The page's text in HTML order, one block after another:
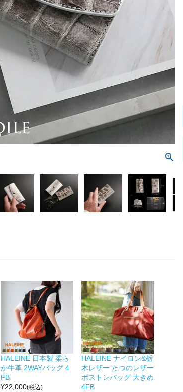
HALEINE 日本製 柔ら
か牛革 2WAYバッグ 4
FB
¥22,000(税込)
HALEINE ナイロン&栃
木レザー たつのレザー
ボストンバッグ 大きめ
4FB